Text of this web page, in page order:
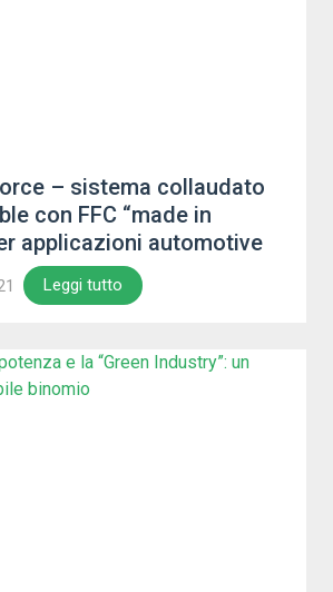
– sistema collaudato
con FFC “made in
applicazioni automotive
Leggi tutto